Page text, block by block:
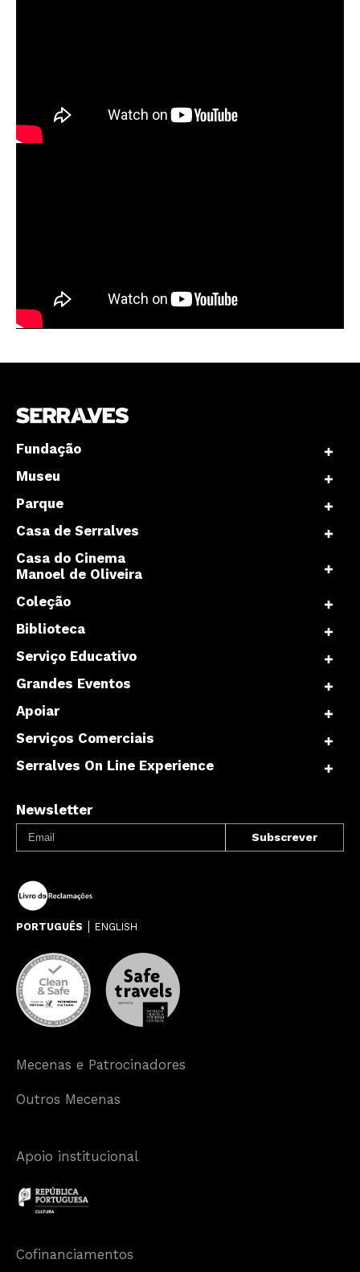
Fundação
Museu
Parque
Casa de Serralves
Casa do Cinema
Manoel de Oliveira
Coleção
Biblioteca
Serviço Educativo
Grandes Eventos
Apoiar
Serviços Comerciais
Serralves On Line Experience
Newsletter
PORTUGUÊS ENGLISH
Mecenas e Patrocinadores
Outros Mecenas
Apoio institucional
Cofinanciamentos